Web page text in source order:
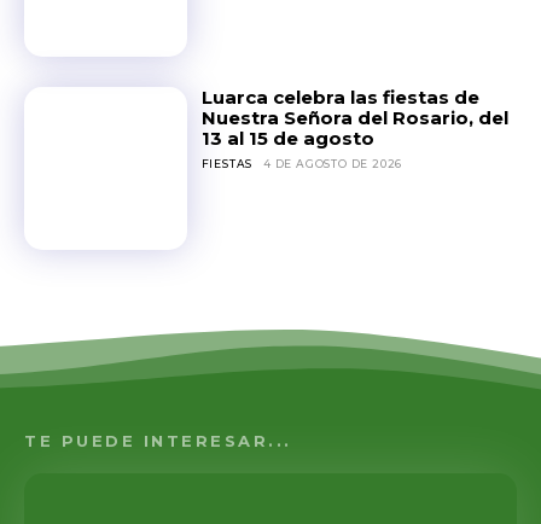
Luarca celebra las fiestas de
Nuestra Señora del Rosario, del
13 al 15 de agosto
FIESTAS 4 DE AGOSTO DE 2026
TE PUEDE INTERESAR...